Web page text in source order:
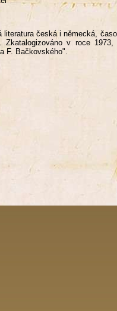
literatura česká i německá,
v roce
F. Bačkovského".